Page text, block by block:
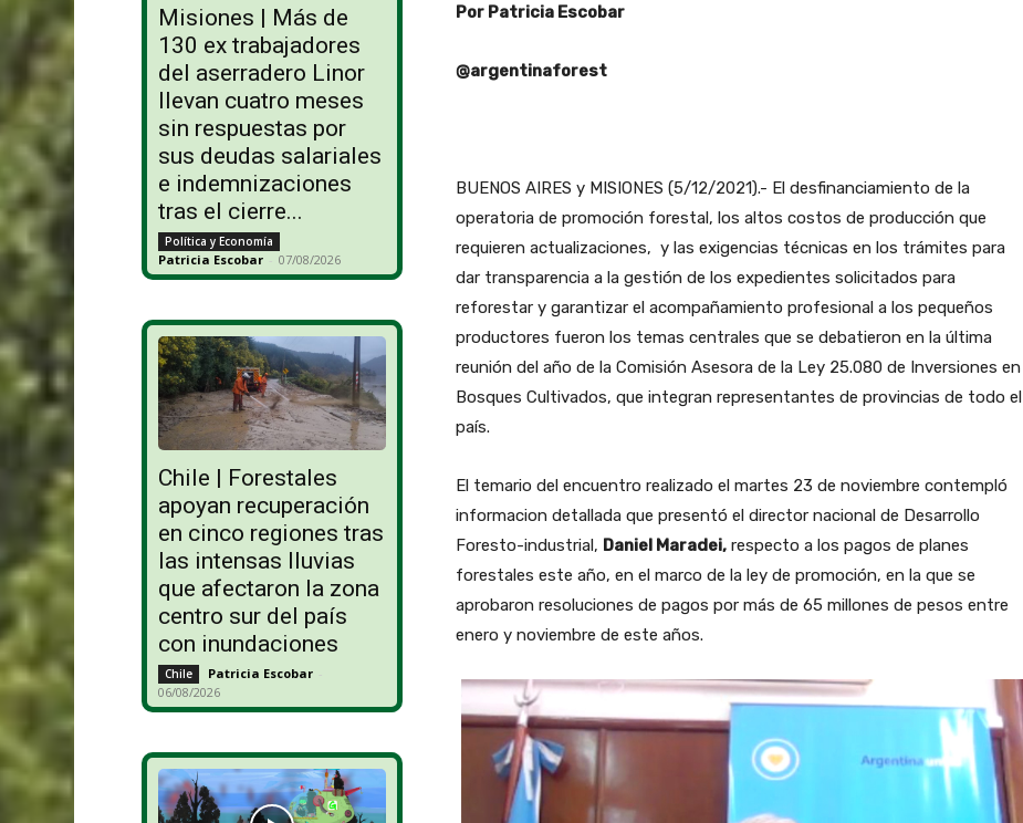
Misiones | Más de
130 ex trabajadores
del aserradero Linor
llevan cuatro meses
sin respuestas por
sus deudas salariales
e indemnizaciones
tras el cierre...
Política y Economía
Patricia Escobar - 07/08/2026
Chile | Forestales
apoyan recuperación
en cinco regiones tras
las intensas lluvias
que afectaron la zona
centro sur del país
con inundaciones
Chile Patricia Escobar -
06/08/2026
Por Patricia Escobar
@argentinaforest
BUENOS AIRES y MISIONES (5/12/2021).- El desfinanciamiento de la
operatoria de promoción forestal, los altos costos de producción que
requieren actualizaciones, y las exigencias técnicas en los trámites para
dar transparencia a la gestión de los expedientes solicitados para
reforestar y garantizar el acompañamiento profesional a los pequeños
productores fueron los temas centrales que se debatieron en la última
reunión del año de la Comisión Asesora de la Ley 25.080 de Inversiones en
Bosques Cultivados, que integran representantes de provincias de todo el
país.
El temario del encuentro realizado el martes 23 de noviembre contempló
informacion detallada que presentó el director nacional de Desarrollo
Foresto-industrial, Daniel Maradei,respecto a los pagos de planes
forestales este año, en el marco de la ley de promoción, en la que se
aprobaron resoluciones de pagos por más de 65 millones de pesos entre
enero y noviembre de este años.